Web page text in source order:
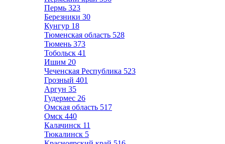
Пермь 323
Березники 30
Кунгур 18
Тюменская область 528
Тюмень 373
Тобольск 41
Ишим 20
Чеченская Республика 523
Грозный 401
Аргун 35
Гудермес 26
Омская область 517
Омск 440
Калачинск 11
Тюкалинск 5